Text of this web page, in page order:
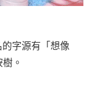
字源有「想像
。